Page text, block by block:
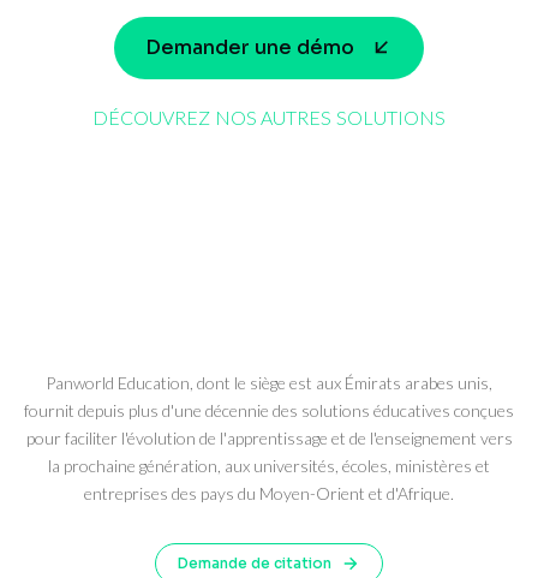
Demander une démo
DÉCOUVREZ NOS AUTRES SOLUTIONS
Panworld Education, dont le siège est aux Émirats arabes unis,
fournit depuis plus d'une décennie des solutions éducatives conçues
pour faciliter l'évolution de l'apprentissage et de l'enseignement vers
la prochaine génération, aux universités, écoles, ministères et
entreprises des pays du Moyen-Orient et d'Afrique.
Demande de citation